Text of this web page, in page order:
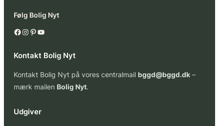
Følg Bolig Nyt
Facebook Instagram Pinterest YouTube
Kontakt Bolig Nyt
Kontakt Bolig Nyt på vores centralmail bggd@bggd.dk –
mærk mailen Bolig Nyt.
Udgiver